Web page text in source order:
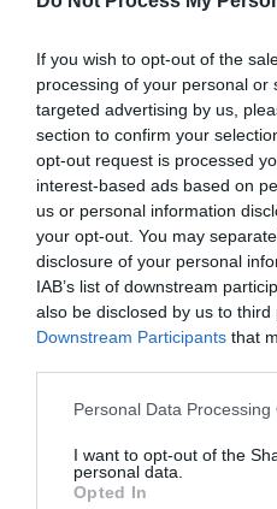
If you wish to opt-out of the
processing of your personal or
targeted advertising by us,
section to confirm your
opt-out request is processed
interest-based ads based on
us or personal information
your opt-out. You may
disclosure of your personal
IAB’s list of downstream
also be disclosed by us to third
Downstream Participants that
Personal Data Processing
I want to opt-out of the
personal data.
Opted In
obligatoires sont indiqués
Commentaire*
*